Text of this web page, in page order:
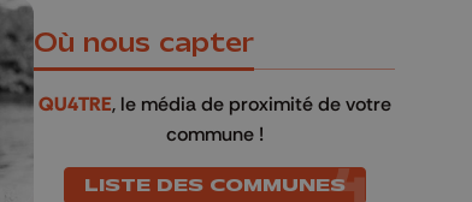
Où nous capter
QU4TRE, le média de proximité de votre
commune !
LISTE DES COMMUNES